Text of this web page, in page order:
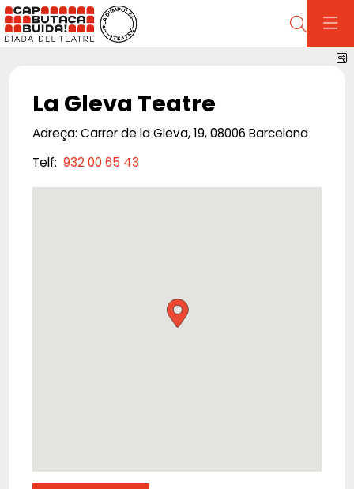
Cerca
La Gleva Teatre
Adreça: Carrer de la Gleva, 19, 08006 Barcelona
Telf: 932 00 65 43